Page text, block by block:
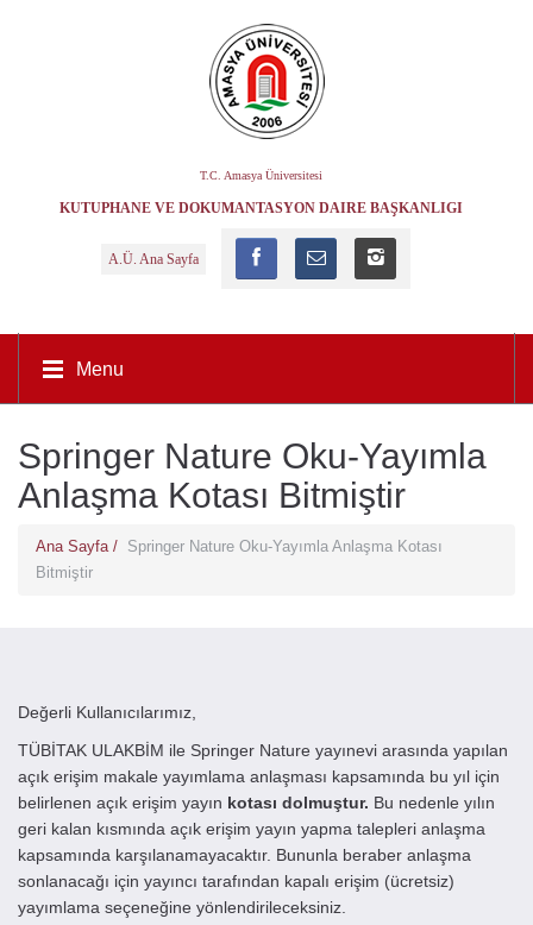
T.C. Amasya Üniversitesi
KÜTÜPHANE VE DOKÜMANTASYON DAIRE BAŞKANLIĞI
A.Ü. Ana Sayfa
Menu
Springer Nature Oku-Yayımla
Anlaşma Kotası Bitmiştir
Ana Sayfa / Springer Nature Oku-Yayımla Anlaşma Kotası
Bitmiştir
Değerli Kullanıcılarımız,
TÜBİTAK ULAKBİM ile Springer Nature yayınevi arasında yapılan
açık erişim makale yayımlama anlaşması kapsamında bu yıl için
belirlenen açık erişim yayın kotası dolmuştur. Bu nedenle yılın
geri kalan kısmında açık erişim yayın yapma talepleri anlaşma
kapsamında karşılanamayacaktır. Bununla beraber anlaşma
sonlanacağı için yayıncı tarafından kapalı erişim (ücretsiz)
yayımlama seçeneğine yönlendirileceksiniz.